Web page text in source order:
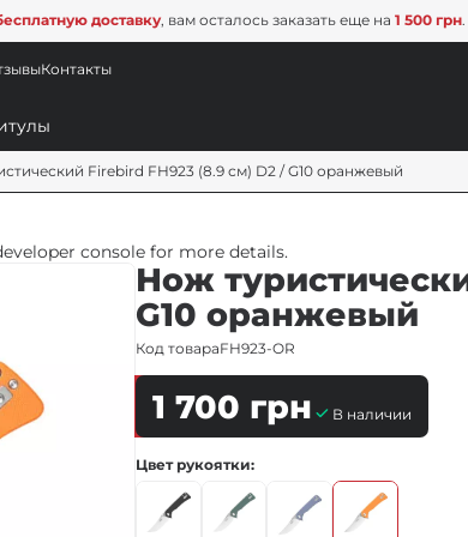
доставку, вам осталось заказать еще на1 500 грн
Контакты
Firebird FH923 (8.9 см) D2 / G10 оранжевый
console for more details.
Нож
G10 оранжевый
Код товараFH923-OR
1 700 грн В наличии
Цвет рукоятки